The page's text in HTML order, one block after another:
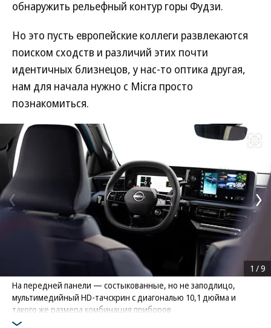
обнаружить рельефный контур горы Фудзи.
Но это пусть европейские коллеги развлекаются
поиском сходств и различий этих почти
идентичных близнецов, у нас-то оптика другая,
нам для начала нужно с Micra просто
познакомиться.
На передней панели — состыкованные, но не заподлицо,
мультимедийный HD-тачскрин с диагональю 10,1 дюйма и
такого же размера комбинация приборов
Фото: Nissan
1 /9